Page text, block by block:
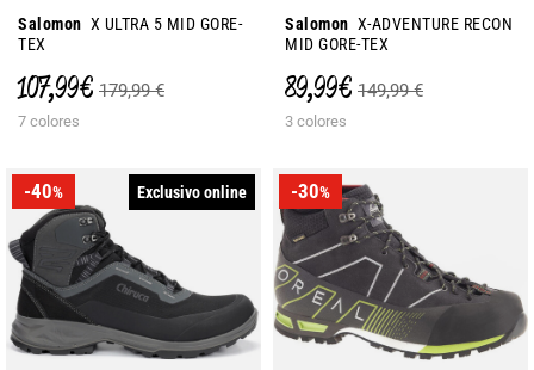
Salomon X ULTRA 5 MID GORE-
TEX
107,99 € 179,99 €
7 colores
Salomon X-ADVENTURE RECON
MID GORE-TEX
89,99 € 149,99 €
3 colores
-40% Exclusivo online -30%